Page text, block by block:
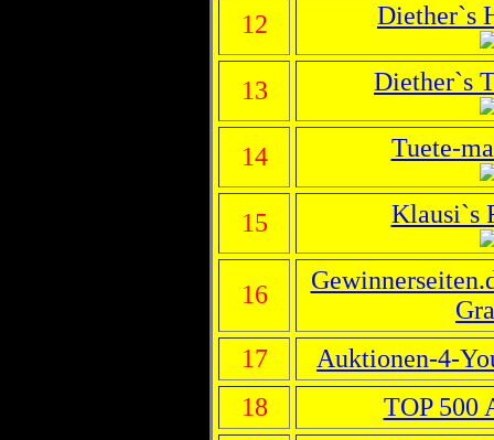
12 Diether`s
13 Diether`s
14 Tuete-
15 Klausi`s
16
17
Auktionen-4-
18
TOP 500